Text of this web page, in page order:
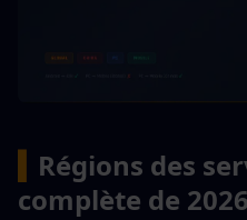
Régions des
complète de 2026